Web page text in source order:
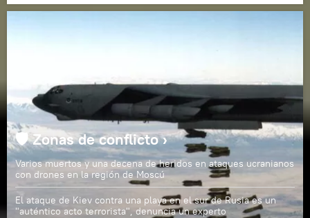
🛡️ Zonas de conflicto ›
Varios muertos y una decena de heridos en ataques ucranianos
con drones en la región de Moscú
El ataque de Kiev contra una playa en el sur de Rusia es un
"auténtico acto terrorista", denuncia un experto